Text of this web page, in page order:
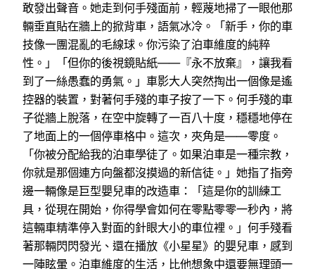
敢發出聲音。她走到何手殘面前，輕蔑地掃了一眼他那
輛垂直貼在牆上的掀背車，語氣冰冷。「新手，你的車
技像一團混亂的毛線球。你污染了泊車維度的純粹
性。」「但你的後視鏡貼紙——『永不放棄』，讓我看
到了一絲愚蠢的勇氣。」車影大人突然掏出一個像是遙
控器的裝置，對著何手殘的車子按了一下。何手殘的車
子從牆上脫落，在空中旋轉了一百八十度，穩穩地停在
了地面上的一個停車格中。這次，夾角是——零度。
「你被分配給我的泊車學徒了。如果泊車是一種宗教，
你就是那個連方向盤都沒摸過的新信徒。」她指了指旁
邊一輛像是巨型嬰兒車的改造車：「這是你的訓練工
具，從現在開始，你得學會如何在零點零零一秒內，將
這輛車精準停入對面的針眼大小的車位裡。」何手殘看
著那輛閃閃發光、還在播放《小星星》的嬰兒車，感到
一陣眩暈。泊車維度的生活，比他想象中還要無理頭一